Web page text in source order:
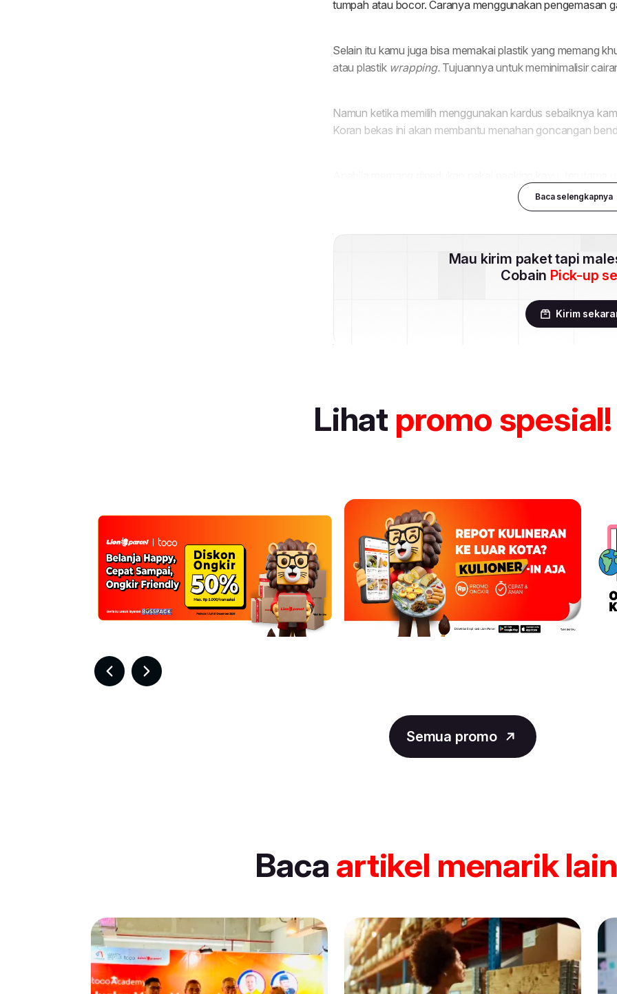
Baca selengkapnya
Mau kirim paket tapi
Cobain Pick-up
Kirim
Lihat promo spesial!
Semua promo
Baca artikel menarik